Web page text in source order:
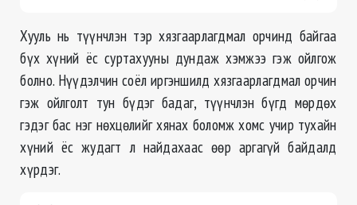
Хууль нь түүнчлэн тэр хязгаарлагдмал орчинд байгаа
бүх хүний ёс суртахууны дундаж хэмжээ гэж ойлгож
болно. Нүүдэлчин соёл иргэншилд хязгаарлагдмал орчин
гэж ойлголт тун бүдэг бадаг, түүнчлэн бүгд мөрдөх
гэдэг бас нэг нөхцөлийг хянах боломж хомс учир тухайн
хүний ёс жудагт л найдахаас өөр аргагүй байдалд
хүрдэг.